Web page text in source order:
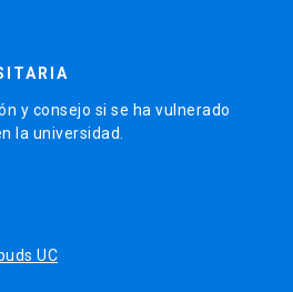
y consejo si se ha vulnerado
la universidad.
UC